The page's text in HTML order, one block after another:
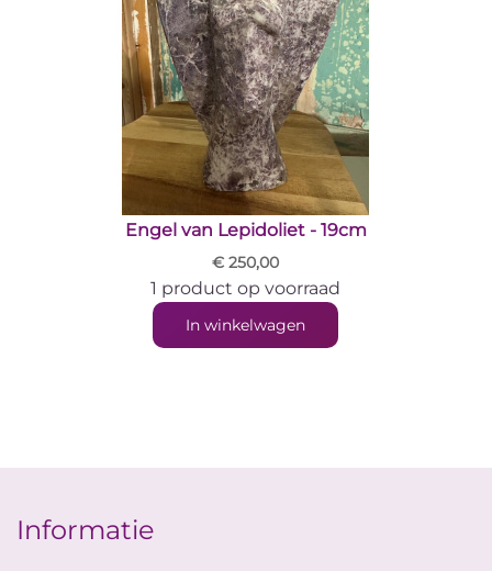
Engel van Lepidoliet - 19cm
€ 250,00
1 product op voorraad
In winkelwagen
Informatie